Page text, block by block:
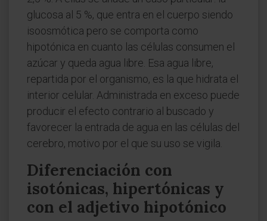
glucosa al 5 %, que entra en el cuerpo siendo
isoosmótica pero se comporta como
hipotónica en cuanto las células consumen el
azúcar y queda agua libre. Esa agua libre,
repartida por el organismo, es la que hidrata el
interior celular. Administrada en exceso puede
producir el efecto contrario al buscado y
favorecer la entrada de agua en las células del
cerebro, motivo por el que su uso se vigila.
Diferenciación con
isotónicas, hipertónicas y
con el adjetivo hipotónico